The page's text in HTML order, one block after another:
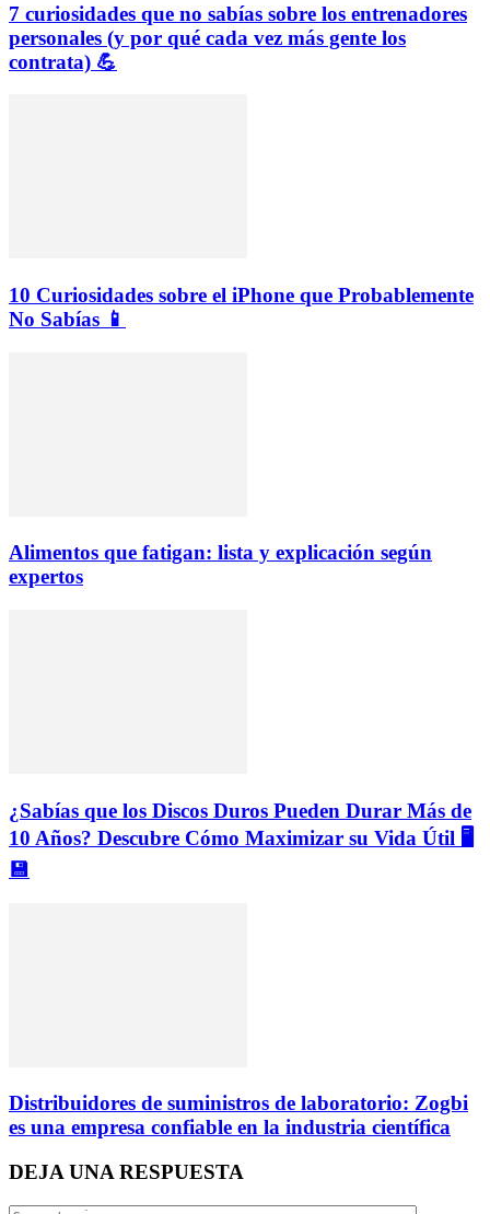
7 curiosidades que no sabías sobre los entrenadores
personales (y por qué cada vez más gente los
contrata) 💪
10 Curiosidades sobre el iPhone que Probablemente
No Sabías 📱
Alimentos que fatigan: lista y explicación según
expertos
¿Sabías que los Discos Duros Pueden Durar Más de
10 Años? Descubre Cómo Maximizar su Vida Útil 🖥️
💾
Distribuidores de suministros de laboratorio: Zogbi
es una empresa confiable en la industria científica
DEJA UNA RESPUESTA